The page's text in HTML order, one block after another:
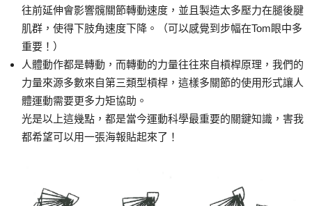
往前延伸會影響髖關節轉動速度，並且製造太多壓力在腿後腱
肌群，使得下肢角速度下降。（可以感覺到步幅在Tom眼中多
重要！）
人體動作都是轉動，而轉動的力量往往來自槓桿原理，我們的
力量來源多數來自第三類型槓桿，這樣多關節的使用形式讓人
體運動需要更多力矩協助。
光是以上這幾點，都是當今運動科學最重要的關鍵知識，害我
都希望可以用一張海報貼起來了！